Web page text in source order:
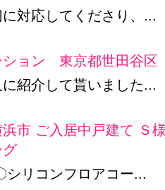
対応してくださり、...
ション 東京都世田谷
紹介して貰いました...
市 ご入居中戸建て Ｓ
グ
シリコンフロアコー...